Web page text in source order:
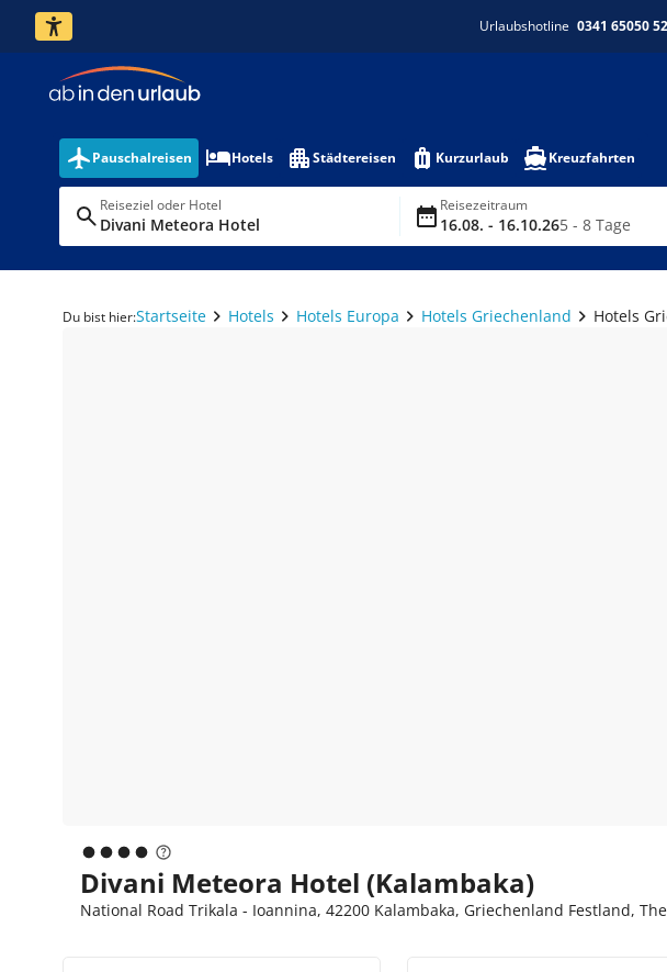
Urlaubshotline 0341 65050
Pauschalreisen Hotels Städtereisen Kurzurlaub Kreuzfahrten
Reiseziel oder Hotel
Divani Meteora Hotel
Reisezeitraum
16.08. - 16.10.265 - 8 Tage
Du bist hier:Startseite Hotels Hotels Europa Hotels Griechenland Hotels
Divani Meteora Hotel (Kalambaka)
National Road Trikala - Ioannina, 42200 Kalambaka, Griechenland Festland,